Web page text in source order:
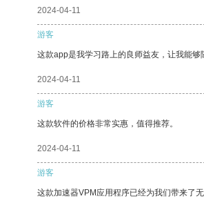
2024-04-11
游客
这款app是我学习路上的良师益友，让我能
2024-04-11
游客
这款软件的价格非常实惠，值得推荐。
2024-04-11
游客
这款加速器VPM应用程序已经为我们带来了无